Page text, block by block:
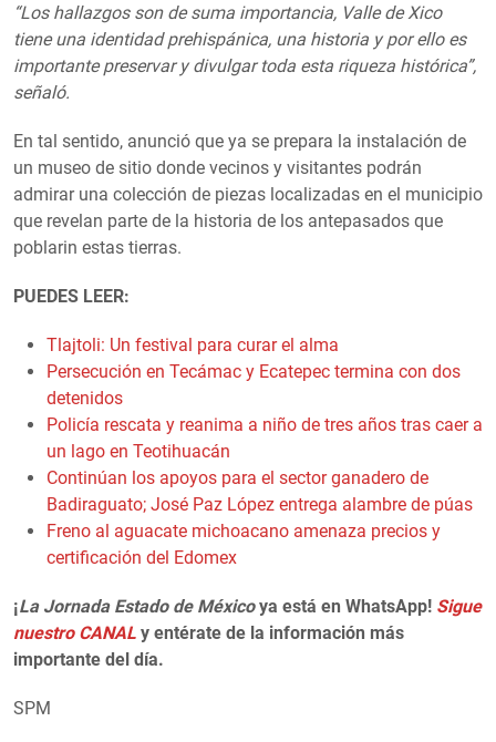
“Los hallazgos son de suma importancia, Valle de Xico
tiene una identidad prehispánica, una historia y por ello es
importante preservar y divulgar toda esta riqueza histórica”,
señaló.
En tal sentido, anunció que ya se prepara la instalación de
un museo de sitio donde vecinos y visitantes podrán
admirar una colección de piezas localizadas en el municipio
que revelan parte de la historia de los antepasados que
poblarin estas tierras.
PUEDES LEER:
Tlajtoli: Un festival para curar el alma
Persecución en Tecámac y Ecatepec termina con dos
detenidos
Policía rescata y reanima a niño de tres años tras caer a
un lago en Teotihuacán
Continúan los apoyos para el sector ganadero de
Badiraguato; José Paz López entrega alambre de púas
Freno al aguacate michoacano amenaza precios y
certificación del Edomex
¡La Jornada Estado de Méxicoya está en WhatsApp! Sigue
nuestro CANAL y entérate de la información más
importante del día.
SPM